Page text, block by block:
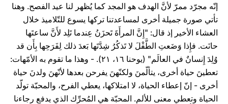
إنّه مجرّد ممرّ لأنَّ الهدف هو المجد كما يُظهر لنا عيد الفصح. وهنا
تأتي صورة جميلة أخرى لمساعدتنا تركها يسوع للتّلاميذ خلال
العشاء الأخير إذ قال: "إِنَّ المرأَةَ تَحزَنُ عِندما تَلِد لأَنَّ ساعتَها
حانَت. فإِذا وَضَعتِ الطَّفْلَ لا تَذكُرُ شِدَّتَها بَعدَ ذلك لِفَرَحِها بِأَن قد
وُلِدَ إِنسانٌ في العالَم" (يوحنا ۱٦، ٢۱). - وهذا ما تقوم به الأمّهات:
تعطينَ حياة أخرى، يتألّمنَ ولكنّهنَ يفرحن بعدها لأنّهنَ ولدنَ حياة
أخرى - إنّ إعطاء الحياة، لا امتلاكها، يعطي الفرح، والمحبّة تولّد
الحياة وتعطي معنى للألم. المحبّة هي المُحرِّك الذي يدفع رجاءنا